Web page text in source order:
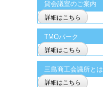
貸会議室のご案内
詳細はこちら
TMOパーク
詳細はこちら
三島商工会議所とは
詳細はこちら